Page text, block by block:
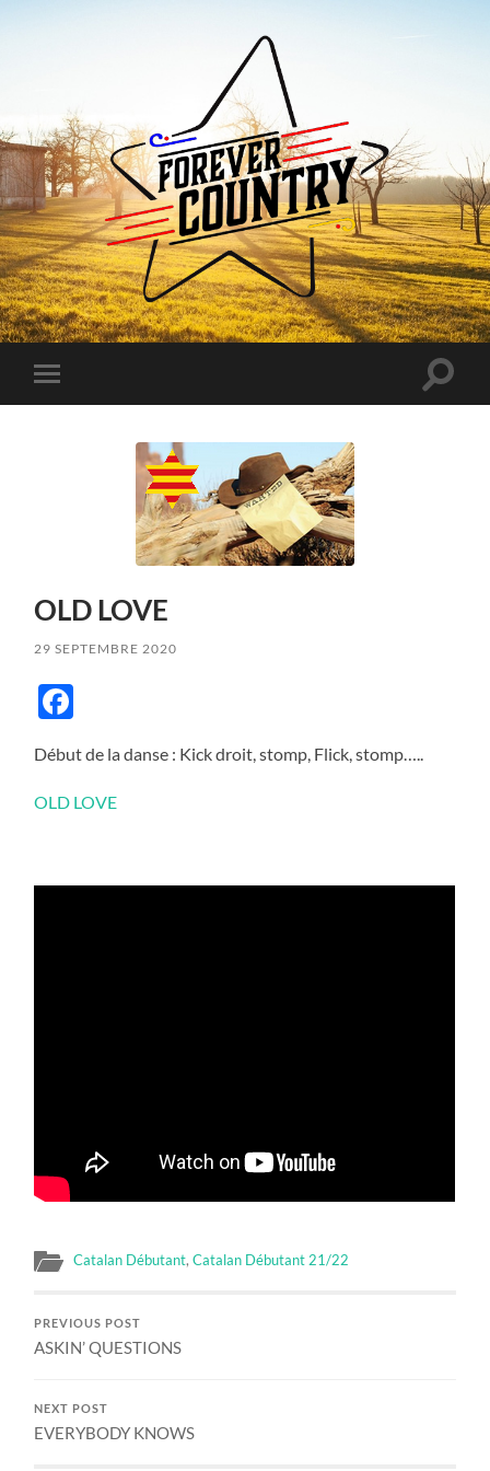
Forever
Country
Toggle
mobile
Toggle
OLD LOVE
29 SEPTEMBRE 2020
Début de la danse : Kick droit, stomp, Flick, stomp…..
OLD LOVE
Catalan Débutant,Catalan Débutant 21/22
PREVIOUS POST
ASKIN’ QUESTIONS
NEXT POST
EVERYBODY KNOWS